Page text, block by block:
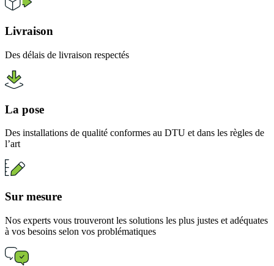
Livraison
Des délais de livraison respectés
La pose
Des installations de qualité conformes au DTU et dans les règles de
l’art
Sur mesure
Nos experts vous trouveront les solutions les plus justes et adéquates
à vos besoins selon vos problématiques